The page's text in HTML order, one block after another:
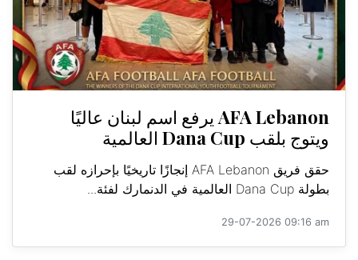
AFA Lebanon يرفع اسم لبنان عاليًا
ويتوج بلقب Dana Cup العالمية
حقق فريق AFA Lebanon إنجازًا تاريخيًا بإحرازه لقب
بطولة Dana Cup العالمية في الدنمارك لفئة...
29-07-2026 09:16 am